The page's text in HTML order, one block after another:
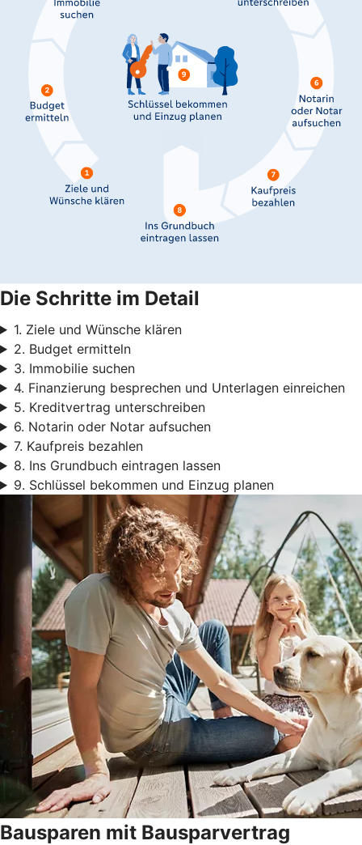
Die Schritte im Detail
1. Ziele und Wünsche klären
2. Budget ermitteln
3. Immobilie suchen
4. Finanzierung besprechen und Unterlagen einreichen
5. Kreditvertrag unterschreiben
6. Notarin oder Notar aufsuchen
7. Kaufpreis bezahlen
8. Ins Grundbuch eintragen lassen
9. Schlüssel bekommen und Einzug planen
Bausparen mit Bausparvertrag